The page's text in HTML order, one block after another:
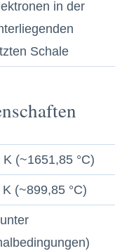
in der
Schale
K (~1651,85 °C)
K (~899,85 °C)